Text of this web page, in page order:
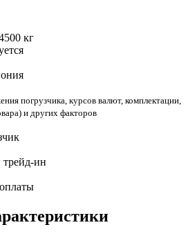
кг
погрузчика, курсов валют, комплектации,
и других факторов
ин